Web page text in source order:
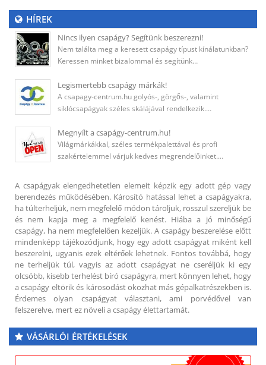
HÍREK
Nincs ilyen csapágy? Segítünk beszerezni!
Nem találta meg a keresett csapágy típust kínálatunkban?
Keressen minket bizalommal és segítünk…
Legismertebb csapágy márkák!
A csapagy-centrum.hu golyós-, görgős-, valamint
siklócsapágyak széles skálájával rendelkezik.…
Megnyílt a csapágy-centrum.hu!
Világmárkákkal, széles termékpalettával és profi
szakértelemmel várjuk kedves megrendelőinket.…
A csapágyak elengedhetetlen elemeit képzik egy adott gép vagy
berendezés működésében. Károsító hatással lehet a csapágyakra,
ha túlterheljük, nem megfelelő módon tároljuk, rosszul szereljük be
és nem kapja meg a megfelelő kenést. Hiába a jó minőségű
csapágy, ha nem megfelelően kezeljük. A csapágy beszerelése előtt
mindenképp tájékozódjunk, hogy egy adott csapágyat miként kell
beszerelni, ugyanis ezek eltérőek lehetnek. Fontos továbbá, hogy
ne terheljük túl, vagyis az adott csapágyat ne cseréljük ki egy
olcsóbb, kisebb terhelést bíró csapágyra, mert könnyen lehet, hogy
a csapágy eltörik és károsodást okozhat más gépalkatrészekben is.
Érdemes olyan csapágyat választani, ami porvédővel van
felszerelve, mert ez növeli a csapágy élettartamát.
VÁSÁRLÓI ÉRTÉKELÉSEK